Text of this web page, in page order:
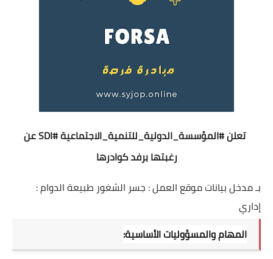
تعلن#المؤسسة_الدولية_للتنمية_الاجتماعية#SDI
عن
رغبتها برفد كوادرها
بـ مدخل بياناتموقع العمل : جسر الشغور طبيعة الدوام :
إداري
المهام والمسؤوليات الأساسية: